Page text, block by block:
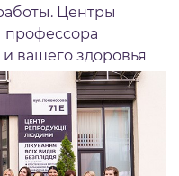
Центры
вашего здоровья